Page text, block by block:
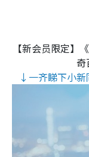
【新会员限定】
奇
↓一齐睇下小新